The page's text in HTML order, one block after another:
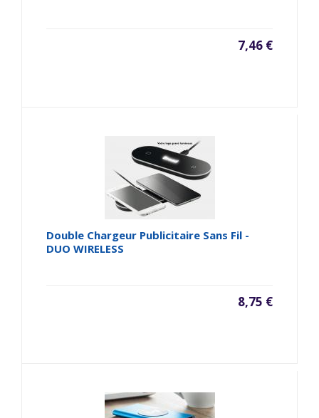
7,46 €
Double Chargeur Publicitaire Sans Fil -
DUO WIRELESS
8,75 €